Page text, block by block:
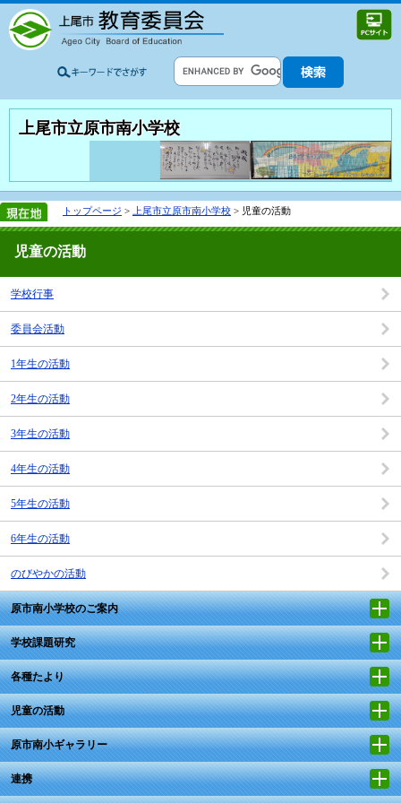
上尾市立原市南小学校
トップページ > 上尾市立原市南小学校 > 児童の活動
児童の活動
学校行事
委員会活動
1年生の活動
2年生の活動
3年生の活動
4年生の活動
5年生の活動
6年生の活動
のびやかの活動
原市南小学校のご案内
学校課題研究
各種たより
児童の活動
原市南小ギャラリー
連携